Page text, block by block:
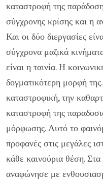
καταστροφή της
σύγχρονης κρίσης και η
Και οι δύο διεργασίες
σύγχρονα μαζικά
είναι η ταινία. Η
δογματικότερη μορφή
καταστροφική, την
καταστροφή της
μόρφωσης. Αυτό το
προφανές στις μεγάλες
κάθε καινούρια θέση.
αναφώνησε με